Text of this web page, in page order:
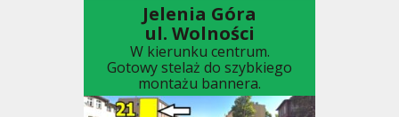
Jelenia Góra
ul. Wolności
W kierunku centrum.
Gotowy stelaż do szybkiego
montażu bannera.